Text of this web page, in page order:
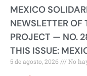
MEXICO
NEWSLETTER
PROJECT — NO.
THIS ISSUE:
5 de agosto, 2026 No